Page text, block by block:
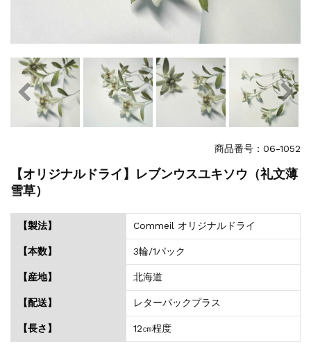
商品番号：06-1052
【オリジナルドライ】レブンウスユキソウ（礼文薄
雪草）
【製法】 Commeil オリジナルドライ
【本数】 3輪/1パック
【産地】 北海道
【配送】 レターパックプラス
【長さ】 12㎝程度